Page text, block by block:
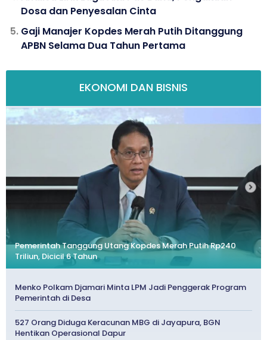
Dosa dan Penyesalan Cinta
Gaji Manajer Kopdes Merah Putih Ditanggung
APBN Selama Dua Tahun Pertama
EKONOMI DAN BISNIS
Pemerintah Tanggung Utang Kopdes Merah Putih Rp240
Triliun, Dicicil 6 Tahun
Menko Polkam Djamari Minta LPM Jadi Penggerak Program
Pemerintah di Desa
527 Orang Diduga Keracunan MBG di Jayapura, BGN
Hentikan Operasional Dapur